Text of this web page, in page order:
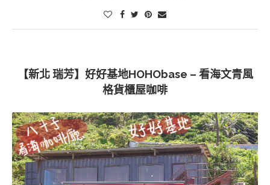
【新北 瑞芳】好好基地HOHObase – 看海文青風
格貨櫃屋咖啡